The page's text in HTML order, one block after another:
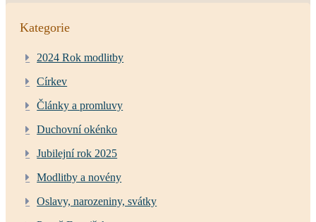
Kategorie
2024 Rok modlitby
Církev
Články a promluvy
Duchovní okénko
Jubilejní rok 2025
Modlitby a novény
Oslavy, narozeniny, svátky